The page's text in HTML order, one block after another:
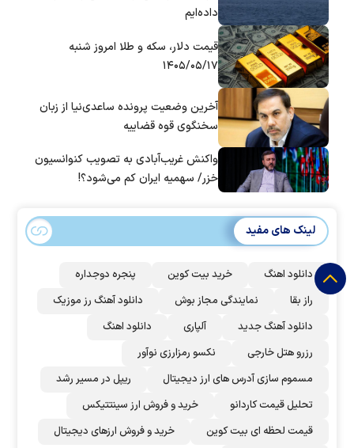
داده‌ایم
قیمت دلار، سکه و طلا امروز شنبه
۱۴۰۵/۰۵/۱۷
آخرین وضعیت پرونده ساعدی‌نیا از زبان
سخنگوی قوه قضاییه
واکنش غریب‌آبادی به تصویب کنوانسیون
خزر/ سهمیه ایران کم می‌شود؟!
لینک های مفید
دانلود اهنگ خرید بیت کوین
پنجره دوجداره
راز بقا
نمایندگی مجاز بوش
دانلود آهنگ رز‌ موزیک
دانلود آهنگ جدید
آلپاری
دانلود اهنگ
رزرو هتل خارجی
نکسو رمزارزی نوآور
مسموم سازی آدرس های ارز دیجیتال
ریپل در مسیر رشد
تحلیل قیمت کاردانو
خرید و فروش ارز سینتتیکس
قیمت لحظه ای بیت کوین
خرید و فروش ارزهای دیجیتال